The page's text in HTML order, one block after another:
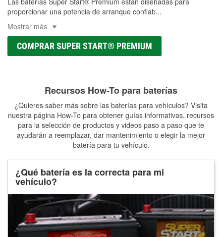
proporcionar una potencia de arranque confiab...
Mostrar más
COMPRAR SUPER START® PREMIUM
Recursos How-To para baterías
¿Quieres saber más sobre las baterías para vehículos? Visita
nuestra página How-To para obtener guías informativas, recursos
para la selección de productos y videos paso a paso que te
ayudarán a reemplazar, dar mantenimiento o elegir la mejor
batería para tu vehículo.
¿Qué batería es la correcta para mi
vehículo?